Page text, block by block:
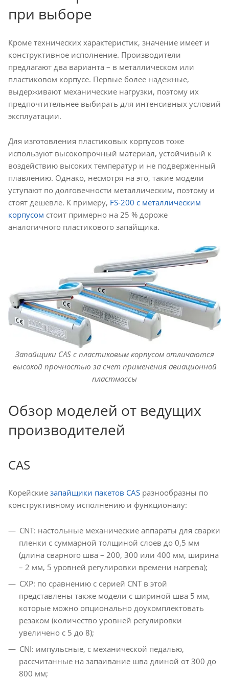
при выборе
Кроме технических характеристик, значение имеет и
конструктивное исполнение. Производители
предлагают два варианта – в металлическом или
пластиковом корпусе. Первые более надежные,
выдерживают механические нагрузки, поэтому их
предпочтительнее выбирать для интенсивных условий
эксплуатации.
Для изготовления пластиковых корпусов тоже
используют высокопрочный материал, устойчивый к
воздействию высоких температур и не подверженный
плавлению. Однако, несмотря на это, такие модели
уступают по долговечности металлическим, поэтому и
стоят дешевле. К примеру, FS-200 с металлическим
корпусом стоит примерно на 25 % дороже
аналогичного пластикового запайщика.
Запайщики CAS с пластиковым корпусом отличаются
высокой прочностью за счет применения авиационной
пластмассы
Обзор моделей от ведущих
производителей
CAS
Корейские запайщики пакетов CAS разнообразны по
конструктивному исполнению и функционалу:
CNT: настольные механические аппараты для сварки
пленки с суммарной толщиной слоев до 0,5 мм
(длина сварного шва – 200, 300 или 400 мм, ширина
– 2 мм, 5 уровней регулировки времени нагрева);
CXP: по сравнению с серией CNT в этой
представлены также модели с шириной шва 5 мм,
которые можно опционально доукомплектовать
резаком (количество уровней регулировки
увеличено с 5 до 8);
CNI: импульсные, с механической педалью,
рассчитанные на запаивание шва длиной от 300 до
800 мм;